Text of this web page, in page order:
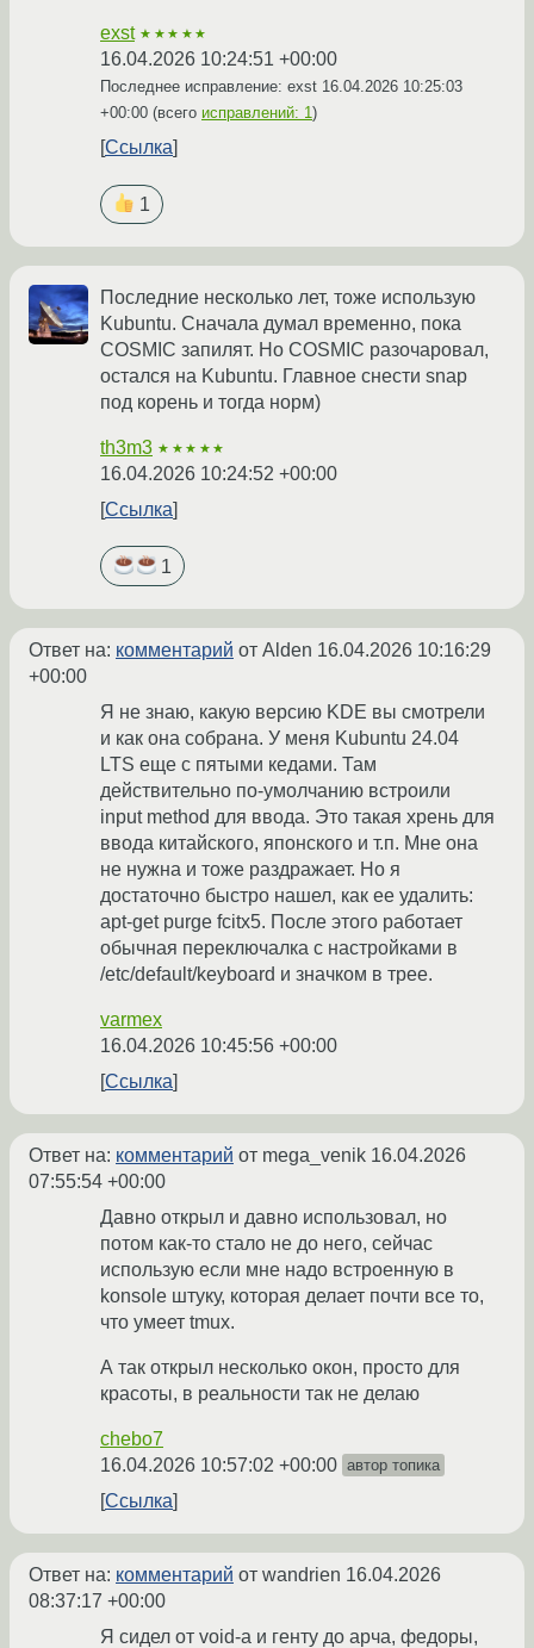
exst ★★★★★
16.04.2026 10:24:51 +00:00
Последнее исправление: exst 16.04.2026 10:25:03
+00:00 (всего исправлений: 1)
Ссылка
1
Последние несколько лет, тоже использую
Kubuntu. Сначала думал временно, пока
COSMIC запилят. Но COSMIC разочаровал,
остался на Kubuntu. Главное снести snap
под корень и тогда норм)
th3m3 ★★★★★
16.04.2026 10:24:52 +00:00
Ссылка
1
Ответ на: комментарий от Alden 16.04.2026 10:16:29
+00:00
Я не знаю, какую версию KDE вы смотрели
и как она собрана. У меня Kubuntu 24.04
LTS еще с пятыми кедами. Там
действительно по-умолчанию встроили
input method для ввода. Это такая хрень для
ввода китайского, японского и т.п. Мне она
не нужна и тоже раздражает. Но я
достаточно быстро нашел, как ее удалить:
apt-get purge fcitx5. После этого работает
обычная переключалка с настройками в
/etc/default/keyboard и значком в трее.
varmex
16.04.2026 10:45:56 +00:00
Ссылка
Ответ на: комментарий от mega_venik 16.04.2026
07:55:54 +00:00
Давно открыл и давно использовал, но
потом как-то стало не до него, сейчас
использую если мне надо встроенную в
konsole штуку, которая делает почти все то,
что умеет tmux.
А так открыл несколько окон, просто для
красоты, в реальности так не делаю
chebo7
16.04.2026 10:57:02 +00:00 автор топика
Ссылка
Ответ на: комментарий от wandrien 16.04.2026
08:37:17 +00:00
Я сидел от void-a и генту до арча, федоры,